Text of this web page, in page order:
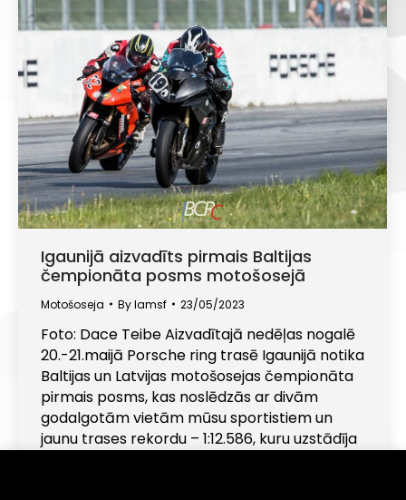
Igaunijā aizvadīts pirmais Baltijas
čempionāta posms motošosejā
Motošoseja Bylamsf 23/05/2023
Foto: Dace Teibe Aizvadītajā nedēļas nogalē
20.-21.maijā Porsche ring trasē Igaunijā notika
Baltijas un Latvijas motošosejas čempionāta
pirmais posms, kas noslēdzās ar divām
godalgotām vietām mūsu sportistiem un
jaunu trases rekordu – 1:12.586, kuru uzstādīja